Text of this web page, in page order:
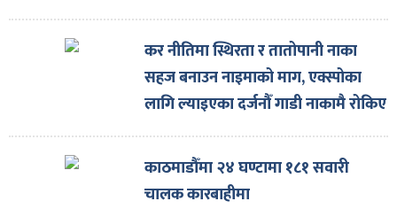
कर नीतिमा स्थिरता र तातोपानी नाका
सहज बनाउन नाइमाको माग, एक्स्पोका
लागि ल्याइएका दर्जनौँ गाडी नाकामै रोकिए
काठमाडौँमा २४ घण्टामा १८१ सवारी
चालक कारबाहीमा